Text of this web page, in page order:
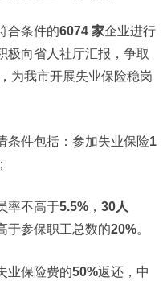
合条件的6074 家企业进行
极向省人社厅汇报，争取
，为我市开展失业保险稳岗
条件包括：参加失业保险1
率不高于5.5% ， 30人
于参保职工总数的20%。
业保险费的50%返还，中